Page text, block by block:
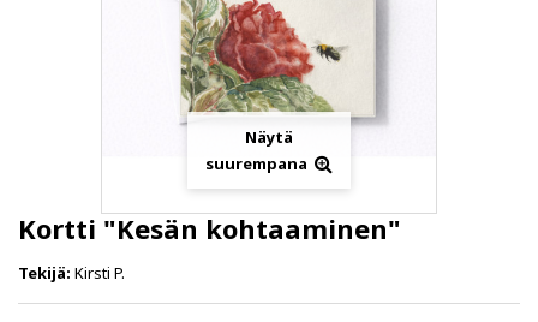
Näytä
suurempana
Kortti "Kesän kohtaaminen"
Tekijä: Kirsti P.